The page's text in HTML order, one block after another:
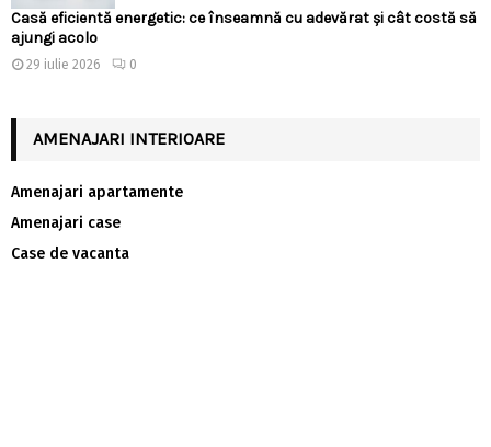
Casă eficientă energetic: ce înseamnă cu adevărat și cât costă să
ajungi acolo
29 iulie 2026 0
AMENAJARI INTERIOARE
Amenajari apartamente
Amenajari case
Case de vacanta